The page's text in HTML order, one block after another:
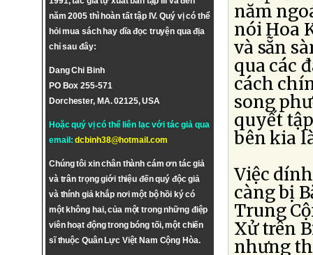
năm 2005 thì hoàn tất tập IV. Quý vị có thể
hỏi mua sách hay dĩa đọc truyện qua địa
chỉ sau đây:
Dang Chi Binh
PO Box 255-571
Dorchester, MA. 02125, USA
Hoặc quý vị có thể liên lạc với tác giả qua
email:dcbinh38@hotmail.com
Chúng tôi xin chân thành cám ơn tác giả
và trân trọng giới thiệu đến quý độc giả
và thính giả khắp nơi một bộ hồi ký có
một không hai, của một trong những điệp
viên hoạt động trong bóng tối, một chiến
sĩ thuộc Quân Lực Việt Nam Cộng Hòa.
năm
nói Hoa
và sẵn
qua các
cách
song
quyết
bên kia
Việc
càng bị
Trung
Xử trên
nhưng